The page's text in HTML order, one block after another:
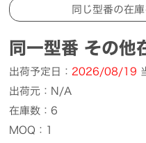
同一型番 その他
出荷予定日： 2026/08/19
出荷元：N/A
在庫数：6
MOQ：1